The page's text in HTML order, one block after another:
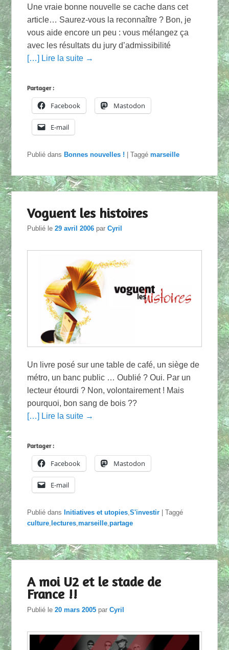
Une vraie bonne nouvelle se cache dans cet
article… Saurez-vous la reconnaître ? Bon, je
vous aide encore un peu : vous mélangez ça
avec les résultats du jury d’admissibilité
[…] Lire la suite →
Partager :
Facebook Mastodon
E-mail
Publié dans Bonnes nouvelles ! |Taggé marseille
Voguent les histoires
Publié le29 avril 2006 parCyril
Un livre posé sur une table de café, un siège de
métro, un banc public … Oublié ? Oui. Par un
lecteur étourdi ? Non, volontairement ! Mais
pourquoi, bon sang de bois ??
[…] Lire la suite →
Partager :
Facebook Mastodon
E-mail
Publié dans Initiatives et utopies ,S'investir |Taggé
culture lectures ,marseille ,partage
A moi U2 et le stade de
France !!
Publié le20 mars 2005 parCyril